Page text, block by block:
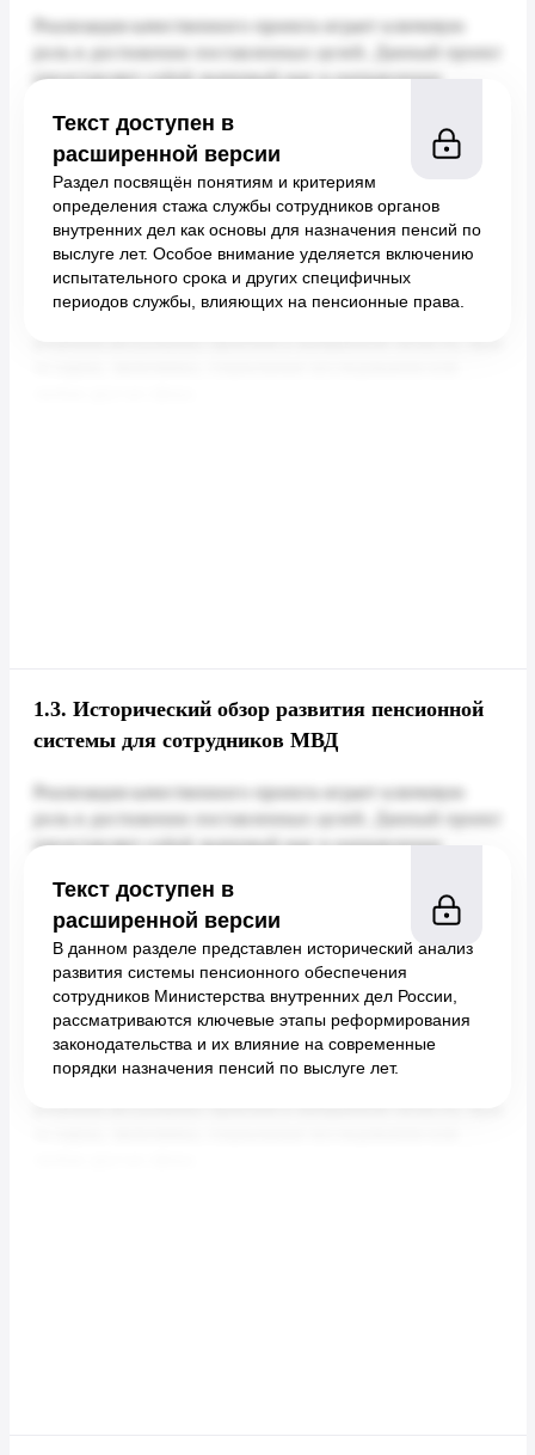
Текст доступен в
расширенной версии
Раздел посвящён понятиям и критериям
определения стажа службы сотрудников органов
внутренних дел как основы для назначения пенсий по
выслуге лет. Особое внимание уделяется включению
испытательного срока и других специфичных
периодов службы, влияющих на пенсионные права.
1.3. Исторический обзор развития пенсионной
системы для сотрудников МВД
Текст доступен в
расширенной версии
В данном разделе представлен исторический анализ
развития системы пенсионного обеспечения
сотрудников Министерства внутренних дел России,
рассматриваются ключевые этапы реформирования
законодательства и их влияние на современные
порядки назначения пенсий по выслуге лет.